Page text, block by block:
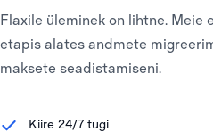
Flaxile üleminek on lihtne.
etapis alates andmete
maksete seadistamiseni.
Kiire 24/7 tugi